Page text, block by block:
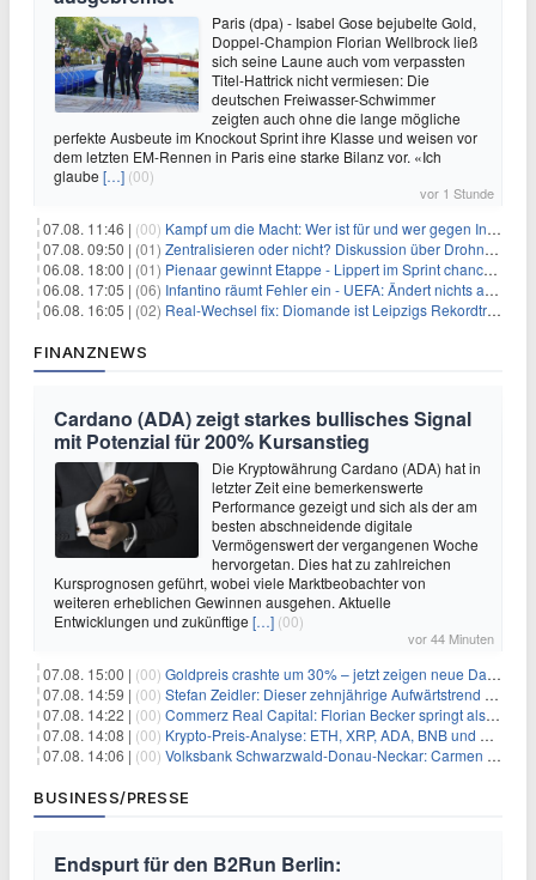
Paris (dpa) - Isabel Gose bejubelte Gold,
Doppel-Champion Florian Wellbrock ließ
sich seine Laune auch vom verpassten
Titel-Hattrick nicht vermiesen: Die
deutschen Freiwasser-Schwimmer
zeigten auch ohne die lange mögliche
perfekte Ausbeute im Knockout Sprint ihre Klasse und weisen vor
dem letzten EM-Rennen in Paris eine starke Bilanz vor. «Ich
glaube […] (00)
vor 1 Stunde
07.08. 11:46 | (00) Kampf um die Macht: Wer ist für und wer gegen Infantino?
07.08. 09:50 | (01) Zentralisieren oder nicht? Diskussion über Drohnenabwehr
06.08. 18:00 | (01) Pienaar gewinnt Etappe - Lippert im Sprint chancenlos
06.08. 17:05 | (06) Infantino räumt Fehler ein - UEFA: Ändert nichts an Boykott
06.08. 16:05 | (02) Real-Wechsel fix: Diomande ist Leipzigs Rekordtransfer
FINANZNEWS
Cardano (ADA) zeigt starkes bullisches Signal
mit Potenzial für 200% Kursanstieg
Die Kryptowährung Cardano (ADA) hat in
letzter Zeit eine bemerkenswerte
Performance gezeigt und sich als der am
besten abschneidende digitale
Vermögenswert der vergangenen Woche
hervorgetan. Dies hat zu zahlreichen
Kursprognosen geführt, wobei viele Marktbeobachter von
weiteren erheblichen Gewinnen ausgehen. Aktuelle
Entwicklungen und zukünftige […] (00)
vor 44 Minuten
07.08. 15:00 | (00) Goldpreis crashte um 30% – jetzt zeigen neue Daten: War es berechtigt?
07.08. 14:59 | (00) Stefan Zeidler: Dieser zehnjährige Aufwärtstrend macht mich optimistisch
07.08. 14:22 | (00) Commerz Real Capital: Florian Becker springt als Leiter ein
07.08. 14:08 | (00) Krypto-Preis-Analyse: ETH, XRP, ADA, BNB und HYPE
07.08. 14:06 | (00) Volksbank Schwarzwald-Donau-Neckar: Carmen Wedam übernimmt Aufsichtsratsvorsitz
BUSINESS/PRESSE
Endspurt für den B2Run Berlin: